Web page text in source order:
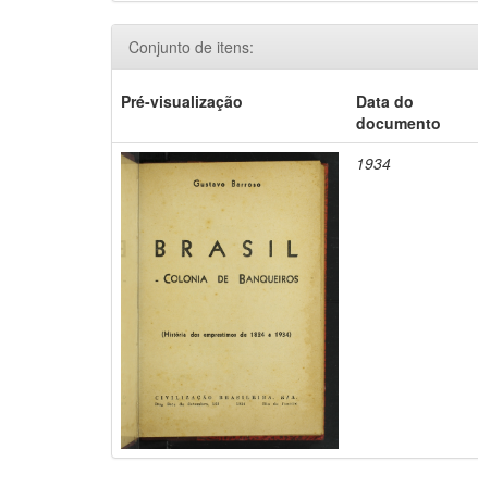
Conjunto de itens:
Pré-visualização
Data do
documento
1934